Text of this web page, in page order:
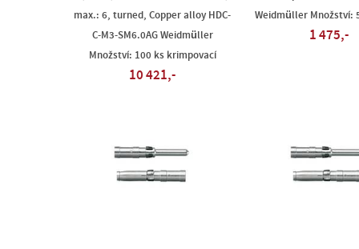
max.: 6, turned, Copper alloy HDC-
C-M3-SM6.0AG Weidmüller
Množství: 100 ks krimpovací
10 421,-
Weidmüller Množství:
1 475,-